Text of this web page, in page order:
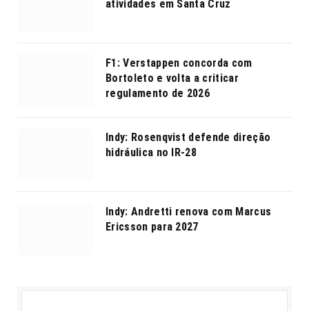
atividades em Santa Cruz
F1: Verstappen concorda com
Bortoleto e volta a criticar
regulamento de 2026
Indy: Rosenqvist defende direção
hidráulica no IR-28
Indy: Andretti renova com Marcus
Ericsson para 2027